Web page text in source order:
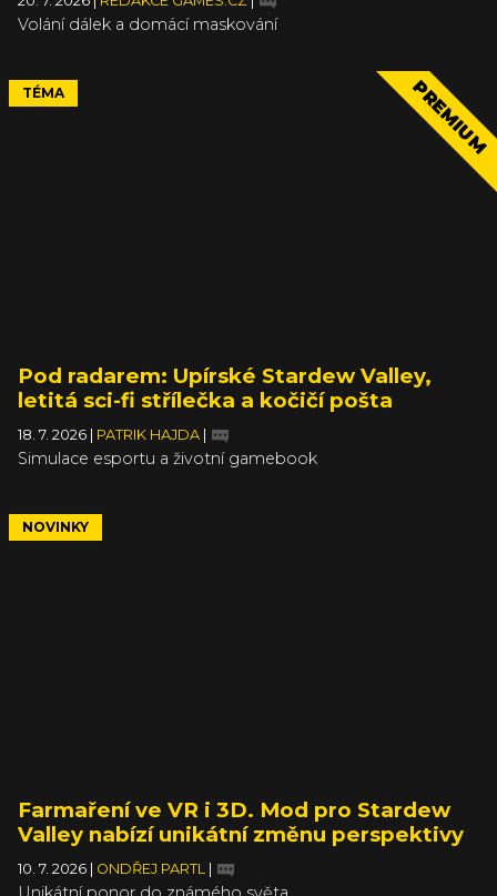
Volání dálek a domácí maskování
TÉMA PREMIUM
Pod radarem: Upírské Stardew Valley,
letitá sci-fi střílečka a kočičí pošta
18. 7. 2026 PATRIK HAJDA
Simulace esportu a životní gamebook
NOVINKY
Farmaření ve VR i 3D. Mod pro Stardew
Valley nabízí unikátní změnu perspektivy
10. 7. 2026 ONDŘEJ PARTL